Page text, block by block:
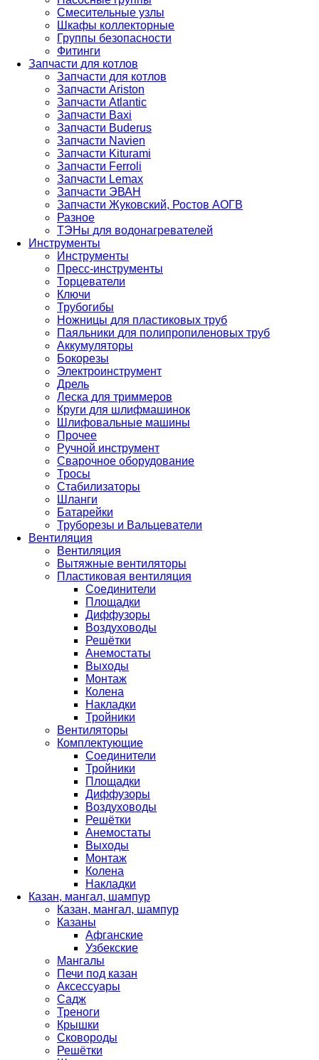
Смесительные узлы
Шкафы коллекторные
Группы безопасности
Фитинги
Запчасти для котлов
Запчасти для котлов
Запчасти Ariston
Запчасти Atlantic
Запчасти Baxi
Запчасти Buderus
Запчасти Navien
Запчасти Kiturami
Запчасти Ferroli
Запчасти Lemax
Запчасти ЭВАН
Запчасти Жуковский, Ростов АОГВ
Разное
ТЭНы для водонагревателей
Инструменты
Инструменты
Пресс-инструменты
Торцеватели
Ключи
Трубогибы
Ножницы для пластиковых труб
Паяльники для полипропиленовых труб
Аккумуляторы
Бокорезы
Электроинструмент
Дрель
Леска для триммеров
Круги для шлифмашинок
Шлифовальные машины
Прочее
Ручной инструмент
Сварочное оборудование
Тросы
Стабилизаторы
Шланги
Батарейки
Труборезы и Вальцеватели
Вентиляция
Вентиляция
Вытяжные вентиляторы
Пластиковая вентиляция
Соединители
Площадки
Диффузоры
Воздуховоды
Решётки
Анемостаты
Выходы
Монтаж
Колена
Накладки
Тройники
Вентиляторы
Комплектующие
Соединители
Тройники
Площадки
Диффузоры
Воздуховоды
Решётки
Анемостаты
Выходы
Монтаж
Колена
Накладки
Казан, мангал, шампур
Казан, мангал, шампур
Казаны
Афганские
Узбекские
Мангалы
Печи под казан
Аксессуары
Садж
Треноги
Крышки
Сковороды
Решётки